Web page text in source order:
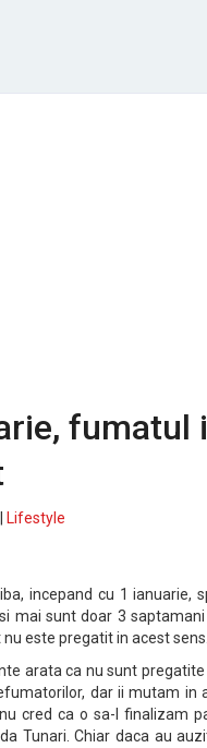
fumatul
Lifestyle
incepand cu 1 ianuarie,
mai sunt doar 3
este pregatit in acest sens.
arata ca nu sunt
dar ii mutam in
cred ca o sa-l finalizam
Tunari. Chiar daca au